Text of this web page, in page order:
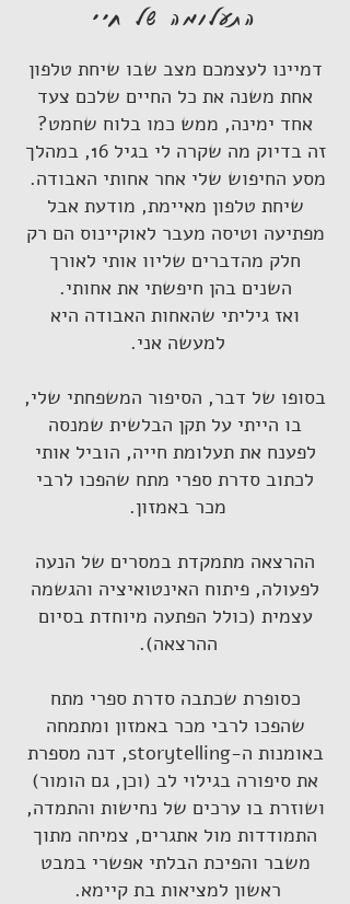
התעלומה של חיי
דמיינו לעצמכם מצב שבו שיחת טלפון
אחת משנה את כל החיים שלכם צעד
אחד ימינה, ממש כמו בלוח שחמט?
זה בדיוק מה שקרה לי בגיל 16, במהלך
מסע החיפוש שלי אחר אחותי האבודה.
שיחת טלפון מאיימת, מודעת אבל
מפתיעה וטיסה מעבר לאוקיינוס הם רק
חלק מהדברים שליוו אותי לאורך
השנים בהן חיפשתי את אחותי.
ואז גיליתי שהאחות האבודה היא
למעשה אני.
בסופו של דבר, הסיפור המשפחתי שלי,
בו הייתי על תקן הבלשית שמנסה
לפענח את תעלומת חייה, הוביל אותי
לכתוב סדרת ספרי מתח שהפכו לרבי
מכר באמזון.
ההרצאה מתמקדת במסרים של הנעה
לפעולה, פיתוח האינטואיציה והגשמה
עצמית (כולל הפתעה מיוחדת בסיום
ההרצאה).
כסופרת שכתבה סדרת ספרי מתח
שהפכו לרבי מכר באמזון ומתמחה
באומנות ה-storytelling, דנה מספרת
את סיפורה בגילוי לב (וכן, גם הומור)
ושוזרת בו ערכים של נחישות והתמדה,
התמודדות מול אתגרים, צמיחה מתוך
משבר והפיכת הבלתי אפשרי במבט
ראשון למציאות בת קיימא.